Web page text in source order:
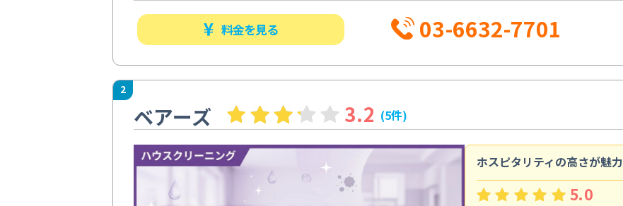
料金を見る 03-6632-7701
2
ベアーズ 3.2 (5件)
ホスピタリティの高さが魅力
5.0